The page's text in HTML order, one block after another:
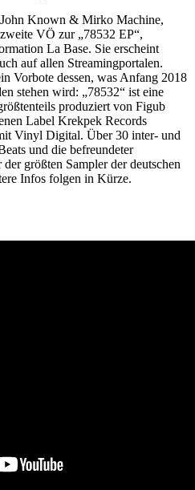
Known & Mirko Machine,
VÖ zur „78532 EP“,
La Base. Sie erscheint
auf allen Streamingportalen.
Vorbote dessen, was Anfang 2018
stehen wird: „78532“ ist eine
produziert von Figub
Label Krekpek Records
Vinyl Digital. Über 30 inter- und
und die befreundeter
größten Sampler der deutschen
Infos folgen in Kürze.